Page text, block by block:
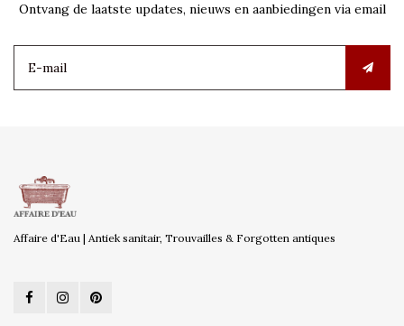
Ontvang de laatste updates, nieuws en aanbiedingen via email
Affaire d'Eau | Antiek sanitair, Trouvailles & Forgotten antiques